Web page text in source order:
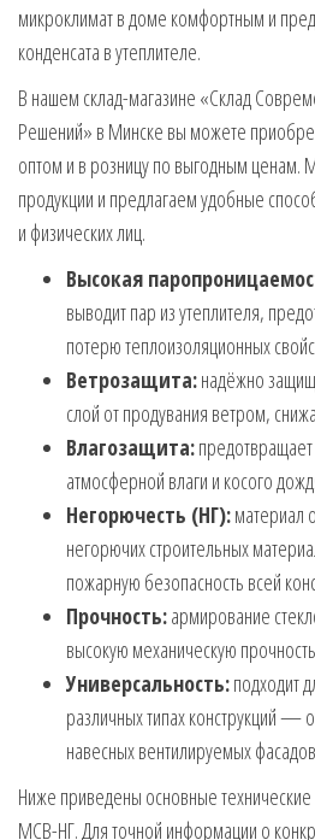
микроклимат в доме комфортным и
конденсата в утеплителе.
В нашем склад-магазине «Склад
Решений» в Минске вы можете
оптом и в розницу по выгодным ценам.
продукции и предлагаем удобные
и физических лиц.
Высокая
выводит пар из утеплителя,
потерю теплоизоляционных
Ветрозащита:надёжно
слой от продувания ветром,
Влагозащита:
атмосферной влаги и косого
Негорючесть (НГ):материал
негорючих строительных
пожарную безопасность всей
Прочность:армирование
высокую механическую
Универсальность:подходит
различных типах конструкций —
навесных вентилируемых
Ниже приведены основные
МСВ-НГ. Для точной информации о